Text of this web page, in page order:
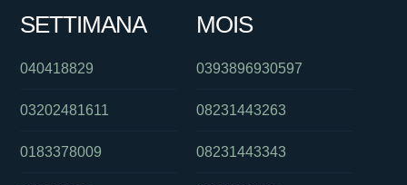
SETTIMANA
040418829
03202481611
0183378009
MOIS
0393896930597
08231443263
08231443343